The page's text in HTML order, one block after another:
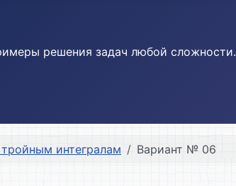
решения задач любой сложности.
интегралам Вариант № 06